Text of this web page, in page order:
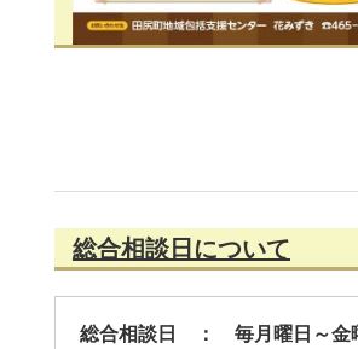
総合相談日について
総合相談日 ： 毎月曜日～金